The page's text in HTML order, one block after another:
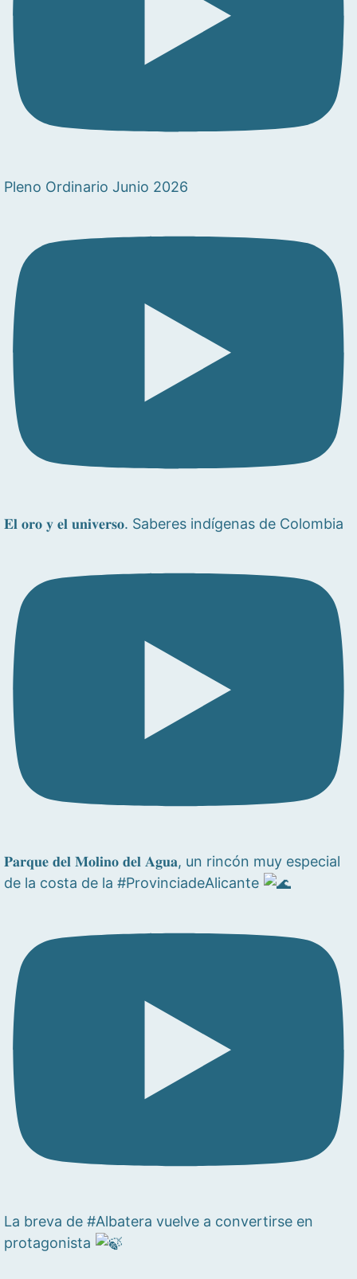
Pleno Ordinario Junio 2026
𝐄𝐥 𝐨𝐫𝐨 𝐲 𝐞𝐥 𝐮𝐧𝐢𝐯𝐞𝐫𝐬𝐨. Saberes indígenas de Colombia
𝐏𝐚𝐫𝐪𝐮𝐞 𝐝𝐞𝐥 𝐌𝐨𝐥𝐢𝐧𝐨 𝐝𝐞𝐥 𝐀𝐠𝐮𝐚, un rincón muy especial
de la costa de la #ProvinciadeAlicante
La breva de #Albatera vuelve a convertirse en
protagonista